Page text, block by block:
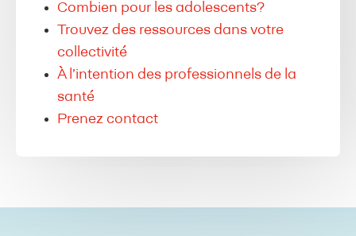
Combien pour les adolescents?
Trouvez des ressources dans votre
collectivité
À l’intention des professionnels de la
santé
Prenez contact